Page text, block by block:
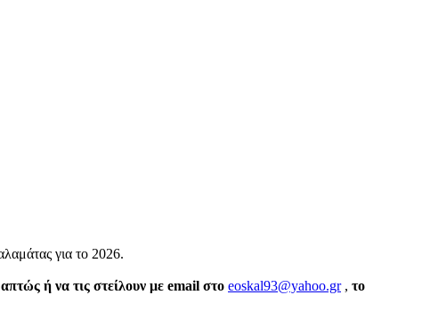
για το 2026.
ή να τις στείλουν με email στο eoskal93@yahoo.gr, το